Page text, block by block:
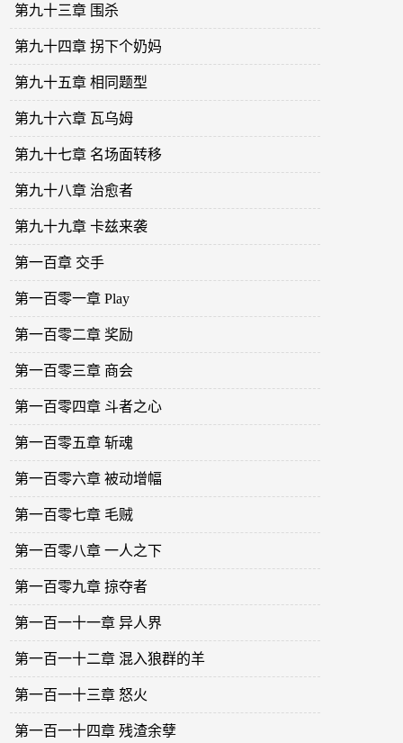
第九十三章 围杀
第九十四章 拐下个奶妈
第九十五章 相同题型
第九十六章 瓦乌姆
第九十七章 名场面转移
第九十八章 治愈者
第九十九章 卡兹来袭
第一百章 交手
第一百零一章 Play
第一百零二章 奖励
第一百零三章 商会
第一百零四章 斗者之心
第一百零五章 斩魂
第一百零六章 被动增幅
第一百零七章 毛贼
第一百零八章 一人之下
第一百零九章 掠夺者
第一百一十一章 异人界
第一百一十二章 混入狼群的羊
第一百一十三章 怒火
第一百一十四章 残渣余孽